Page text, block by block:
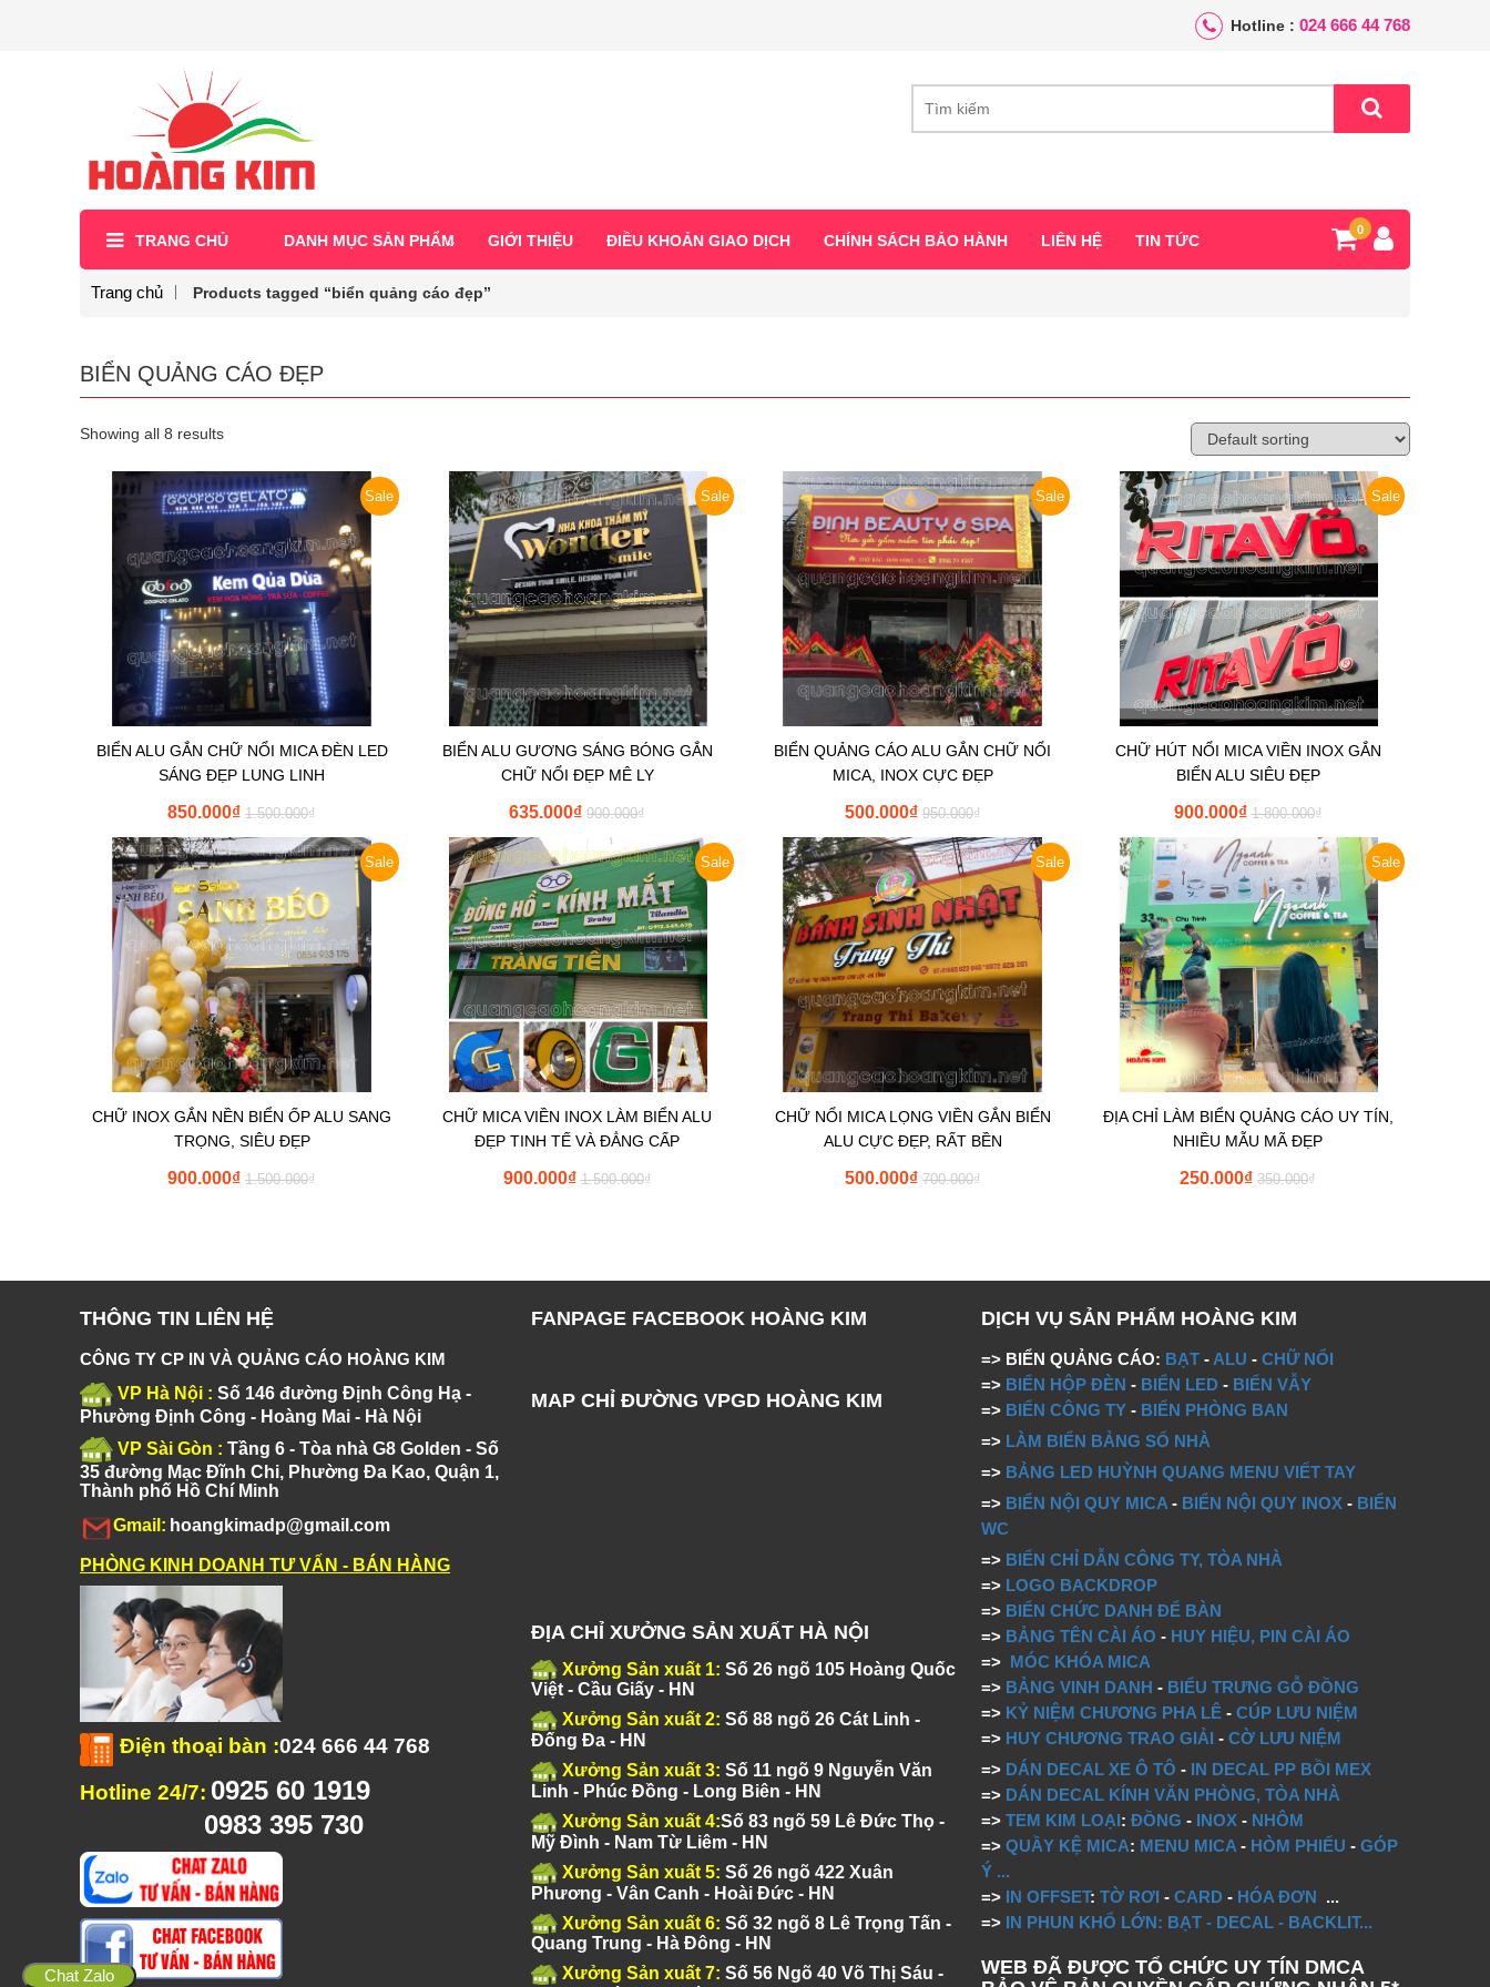
Hotline : 024 666 44 768
TRANG CHỦ DANH MỤC SẢN PHẨM GIỚI THIỆU ĐIỀU KHOẢN GIAO DỊCH CHÍNH SÁCH BẢO HÀNH LIÊN HỆ TIN TỨC
0
Trang chủ Products tagged “biển quảng cáo đẹp”
BIỂN QUẢNG CÁO ĐẸP
Showing all 8 results
Sale
BIỂN ALU GẮN CHỮ NỔI MICA ĐÈN LED
SÁNG ĐẸP LUNG LINH
₫
1.500.000
₫
850.000
Sale
BIỂN ALU GƯƠNG SÁNG BÓNG GẮN
CHỮ NỔI ĐẸP MÊ LY
₫
900.000
₫
635.000
Sale
BIỂN QUẢNG CÁO ALU GẮN CHỮ NỔI
MICA, INOX CỰC ĐẸP
₫
950.000
₫
500.000
Sale
CHỮ HÚT NỔI MICA VIỀN INOX GẮN
BIỂN ALU SIÊU ĐẸP
₫
1.800.000
₫
900.000
Sale
CHỮ INOX GẮN NỀN BIỂN ỐP ALU SANG
TRỌNG, SIÊU ĐẸP
₫
1.500.000
₫
900.000
Sale
CHỮ MICA VIỀN INOX LÀM BIỂN ALU
ĐẸP TINH TẾ VÀ ĐẲNG CẤP
₫
1.500.000
₫
900.000
Sale
CHỮ NỔI MICA LỌNG VIỀN GẮN BIỂN
ALU CỰC ĐẸP, RẤT BỀN
₫
700.000
₫
500.000
Sale
ĐỊA CHỈ LÀM BIỂN QUẢNG CÁO UY TÍN,
NHIỀU MẪU MÃ ĐẸP
₫
350.000
₫
250.000
THÔNG TIN LIÊN HỆ
CÔNG TY CP IN VÀ QUẢNG CÁO HOÀNG KIM
VP Hà Nội : Số 146 đường Định Công Hạ -
Phường Định Công - Hoàng Mai - Hà Nội
VP Sài Gòn : Tầng 6 - Tòa nhà G8 Golden - Số
35 đường Mạc Đĩnh Chi, Phường Đa Kao, Quận 1,
Thành phố Hồ Chí Minh
Gmail: hoangkimadp@gmail.com
PHÒNG KINH DOANH TƯ VẤN - BÁN HÀNG
Điện thoại bàn :024 666 44 768
Hotline 24/7: 0925 60 1919
0983 395 730
FANPAGE FACEBOOK HOÀNG KIM
MAP CHỈ ĐƯỜNG VPGD HOÀNG KIM
ĐỊA CHỈ XƯỞNG SẢN XUẤT HÀ NỘI
Xưởng Sản xuất 1: Số 26 ngõ 105 Hoàng Quốc
Việt - Cầu Giấy - HN
Xưởng Sản xuất 2: Số 88 ngõ 26 Cát Linh -
Đống Đa - HN
Xưởng Sản xuất 3: Số 11 ngõ 9 Nguyễn Văn
Linh - Phúc Đồng - Long Biên - HN
Xưởng Sản xuất 4:Số 83 ngõ 59 Lê Đức Thọ -
Mỹ Đình - Nam Từ Liêm - HN
Xưởng Sản xuất 5: Số 26 ngõ 422 Xuân
Phương - Vân Canh - Hoài Đức - HN
Xưởng Sản xuất 6: Số 32 ngõ 8 Lê Trọng Tấn -
Quang Trung - Hà Đông - HN
Xưởng Sản xuất 7: Số 56 Ngõ 40 Võ Thị Sáu -
DỊCH VỤ SẢN PHẨM HOÀNG KIM
=> BIỂN QUẢNG CÁO: BẠT - ALU -CHỮ NỔI
=> BIỂN HỘP ĐÈN - BIỂN LED - BIỂN VẪY
=> BIỂN CÔNG TY - BIỂN PHÒNG BAN
=> LÀM BIỂN BẢNG SỐ NHÀ
=> BẢNG LED HUỲNH QUANG MENU VIẾT TAY
=> BIỂN NỘI QUY MICA - BIỂN NỘI QUY INOX - BIỂN
WC
=> BIỂN CHỈ DẪN CÔNG TY, TÒA NHÀ
=> LOGO BACKDROP
=> BIỂN CHỨC DANH ĐỂ BÀN
=> BẢNG TÊN CÀI ÁO - HUY HIỆU, PIN CÀI ÁO
=> MÓC KHÓA MICA
=> BẢNG VINH DANH - BIỂU TRƯNG GỖ ĐỒNG
=> KỶ NIỆM CHƯƠNG PHA LÊ -CÚP LƯU NIỆM
=> HUY CHƯƠNG TRAO GIẢI -CỜ LƯU NIỆM
=> DÁN DECAL XE Ô TÔ - IN DECAL PP BỒI MEX
=> DÁN DECAL KÍNH VĂN PHÒNG, TÒA NHÀ
=>TEM KIM LOẠI:ĐỒNG - INOX - NHÔM
=>QUẦY KỆ MICA: MENU MICA - HÒM PHIẾU -GÓP
Ý ...
=> IN OFFSET:TỜ RƠI -CARD - HÓA ĐƠN ...
=> IN PHUN KHỔ LỚN: BẠT - DECAL - BACKLIT...
WEB ĐÃ ĐƯỢC TỔ CHỨC UY TÍN DMCA
Chat Zalo